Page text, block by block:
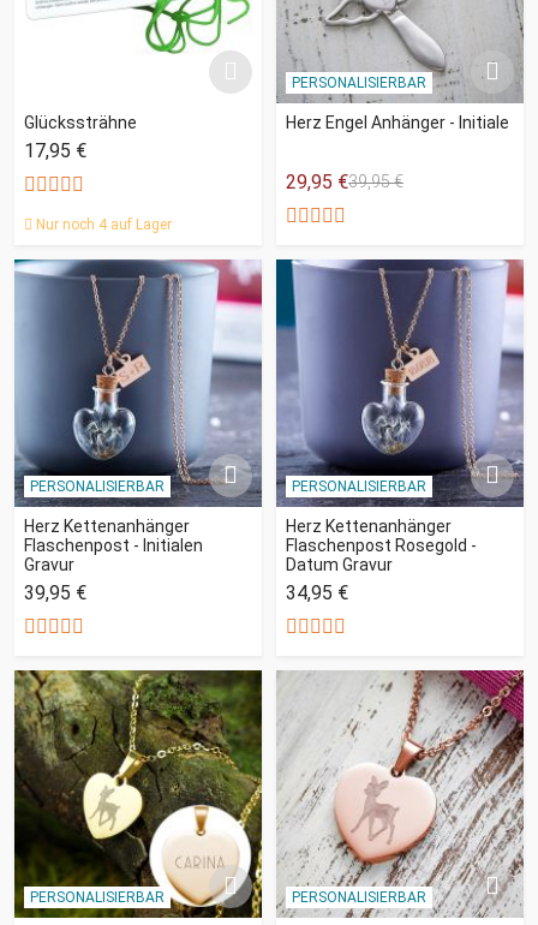
Glückssträhne
17,95 €
Nur noch 4 auf Lager
PERSONALISIERBAR
Herz Engel Anhänger - Initiale
29,95 €39,95 €
PERSONALISIERBAR
Herz Kettenanhänger
Flaschenpost - Initialen
Gravur
39,95 €
PERSONALISIERBAR
Herz Kettenanhänger
Flaschenpost Rosegold -
Datum Gravur
34,95 €
PERSONALISIERBAR PERSONALISIERBAR